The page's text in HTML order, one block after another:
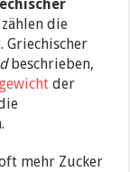
die
Griechischer
beschrieben,
der
mehr Zucker